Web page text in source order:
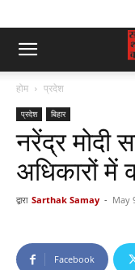
होम प्रदेश
प्रदेश बिहार
नरेंद्र मोदी
अधिकारों में
द्वारा Sarthak Samay - May
Facebook